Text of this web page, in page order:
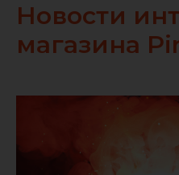
Новости
магазина